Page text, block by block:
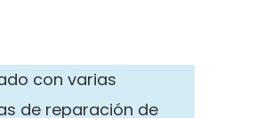
con varias
de reparación de